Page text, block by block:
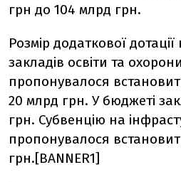
грн до 104 млрд грн.
Розмір додаткової
закладів освіти та
пропонувалося
20 млрд грн. У бюджеті
грн. Субвенцію на
пропонувалося
грн.[BANNER1]